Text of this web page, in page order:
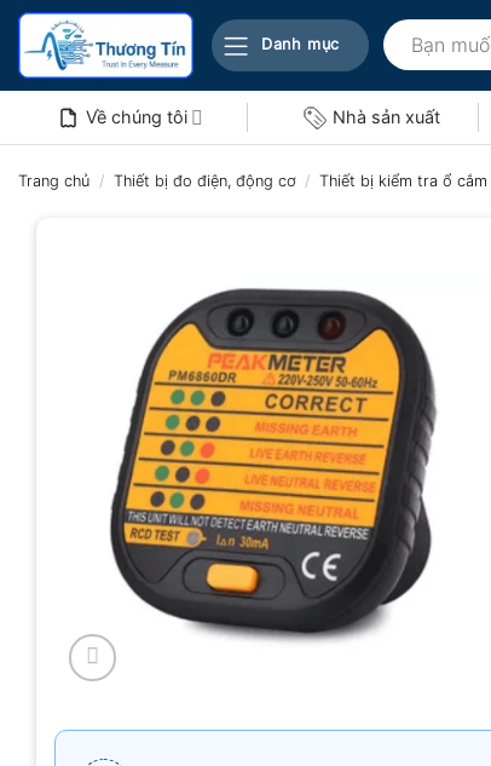
Bỏ
nội
Danh mục
Tìm
kiếm:
Về chúng tôi Nhà sản xuất
Trang chủ / Thiết bị đo điện, động cơ / Thiết bị kiểm tra ổ cắm